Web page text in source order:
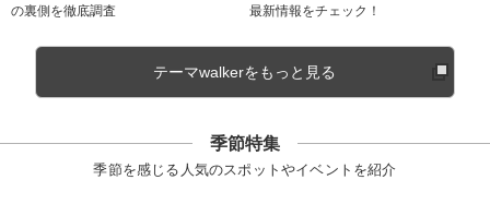
の裏側を徹底調査
最新情報をチェック！
テーマwalkerをもっと見る
季節特集
季節を感じる人気のスポットやイベントを紹介